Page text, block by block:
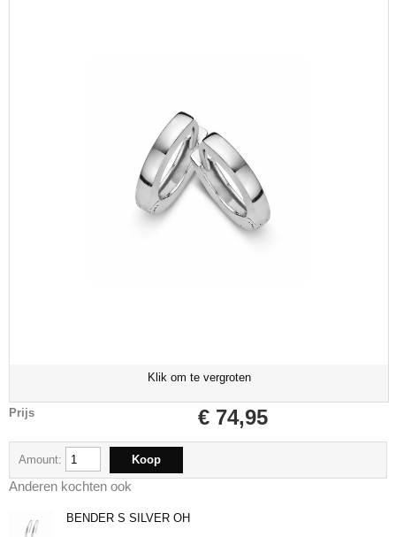
Klik om te vergroten
Prijs € 74,95
Amount:
Anderen kochten ook
BENDER S SILVER OH